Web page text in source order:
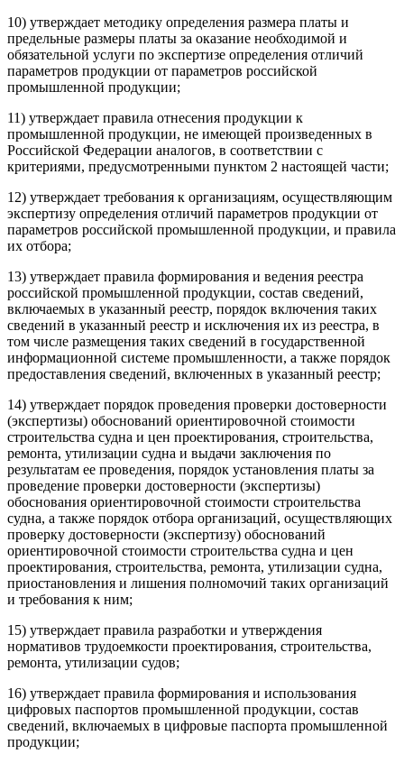
10) утверждает методику определения размера платы и
предельные размеры платы за оказание необходимой и
обязательной услуги по экспертизе определения отличий
параметров продукции от параметров российской
промышленной продукции;
11) утверждает правила отнесения продукции к
промышленной продукции, не имеющей произведенных в
Российской Федерации аналогов, в соответствии с
критериями, предусмотренными пунктом 2 настоящей части;
12) утверждает требования к организациям, осуществляющим
экспертизу определения отличий параметров продукции от
параметров российской промышленной продукции, и правила
их отбора;
13) утверждает правила формирования и ведения реестра
российской промышленной продукции, состав сведений,
включаемых в указанный реестр, порядок включения таких
сведений в указанный реестр и исключения их из реестра, в
том числе размещения таких сведений в государственной
информационной системе промышленности, а также порядок
предоставления сведений, включенных в указанный реестр;
14) утверждает порядок проведения проверки достоверности
(экспертизы) обоснований ориентировочной стоимости
строительства судна и цен проектирования, строительства,
ремонта, утилизации судна и выдачи заключения по
результатам ее проведения, порядок установления платы за
проведение проверки достоверности (экспертизы)
обоснования ориентировочной стоимости строительства
судна, а также порядок отбора организаций, осуществляющих
проверку достоверности (экспертизу) обоснований
ориентировочной стоимости строительства судна и цен
проектирования, строительства, ремонта, утилизации судна,
приостановления и лишения полномочий таких организаций
и требования к ним;
15) утверждает правила разработки и утверждения
нормативов трудоемкости проектирования, строительства,
ремонта, утилизации судов;
16) утверждает правила формирования и использования
цифровых паспортов промышленной продукции, состав
сведений, включаемых в цифровые паспорта промышленной
продукции;